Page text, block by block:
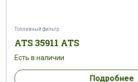
Топливный фильтр
ATS 35911 ATS
Есть в наличии
Подробнее